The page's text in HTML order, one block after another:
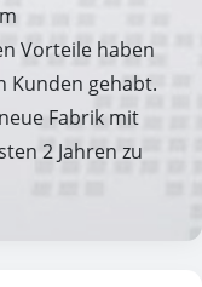
Vorteile haben
Kunden gehabt.
Fabrik mit
2 Jahren zu